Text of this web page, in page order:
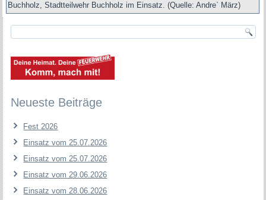
Buchholz, Stadtteilwehr Buchholz im Einsatz. (Quelle: Andre` März)
Neueste Beiträge
Fest 2026
Einsatz vom 25.07.2026
Einsatz vom 25.07.2026
Einsatz vom 29.06.2026
Einsatz vom 28.06.2026